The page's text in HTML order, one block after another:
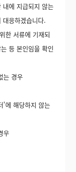
내에 지급되지 않는
응하겠습니다.
한 서류에 기재되
등 본인임을 확인
는 경우
'에 해당하지 않는
우